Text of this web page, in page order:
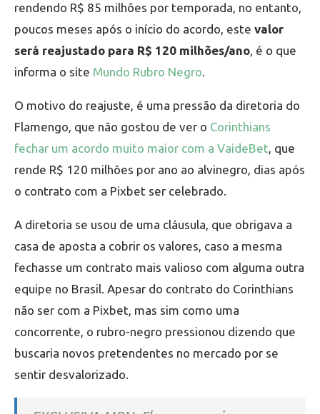
rendendo R$ 85 milhões por temporada, no entanto,
poucos meses após o início do acordo, este valor
será reajustado para R$ 120 milhões/ano, é o que
informa o site Mundo Rubro Negro.
O motivo do reajuste, é uma pressão da diretoria do
Flamengo, que não gostou de ver o Corinthians
fechar um acordo muito maior com a VaideBet, que
rende R$ 120 milhões por ano ao alvinegro, dias após
o contrato com a Pixbet ser celebrado.
A diretoria se usou de uma cláusula, que obrigava a
casa de aposta a cobrir os valores, caso a mesma
fechasse um contrato mais valioso com alguma outra
equipe no Brasil. Apesar do contrato do Corinthians
não ser com a Pixbet, mas sim como uma
concorrente, o rubro-negro pressionou dizendo que
buscaria novos pretendentes no mercado por se
sentir desvalorizado.